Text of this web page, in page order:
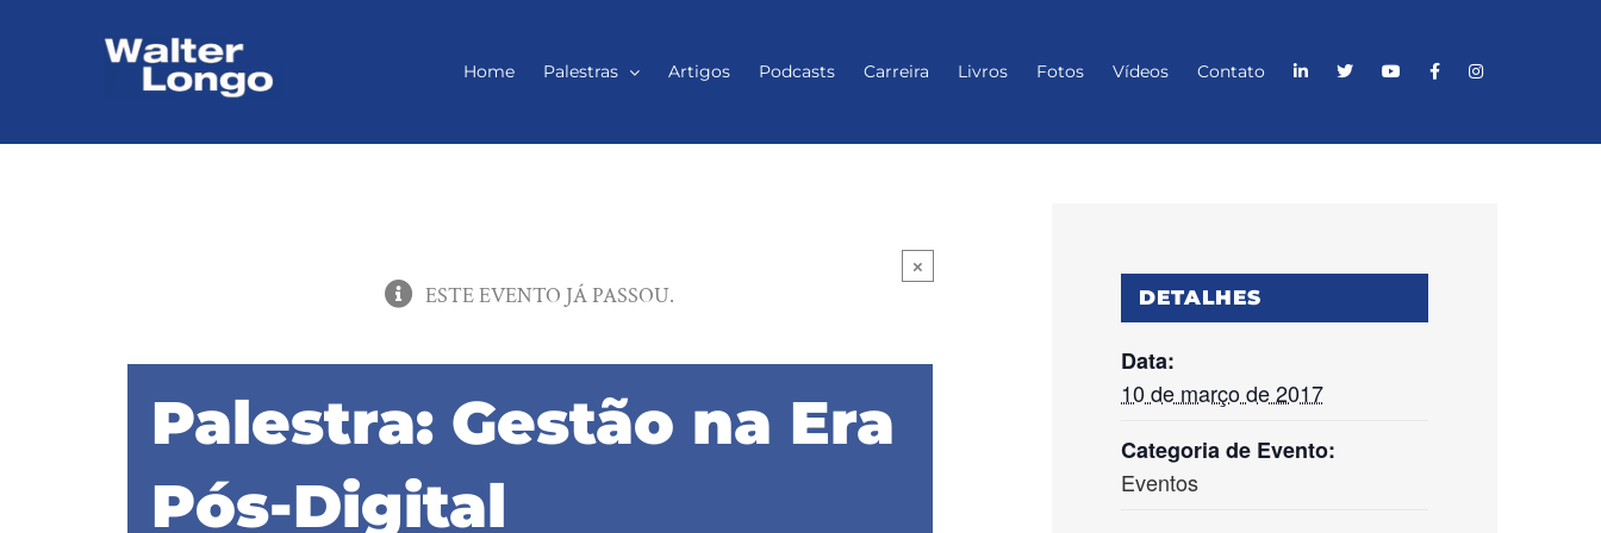
Home Palestras Artigos Podcasts Carreira Livros Fotos Vídeos Contato
×
ESTE EVENTO JÁ PASSOU.
Palestra: Gestão na Era
Pós-Digital
DETALHES
Data:
10 de março de 2017
Categoria de Evento:
Eventos